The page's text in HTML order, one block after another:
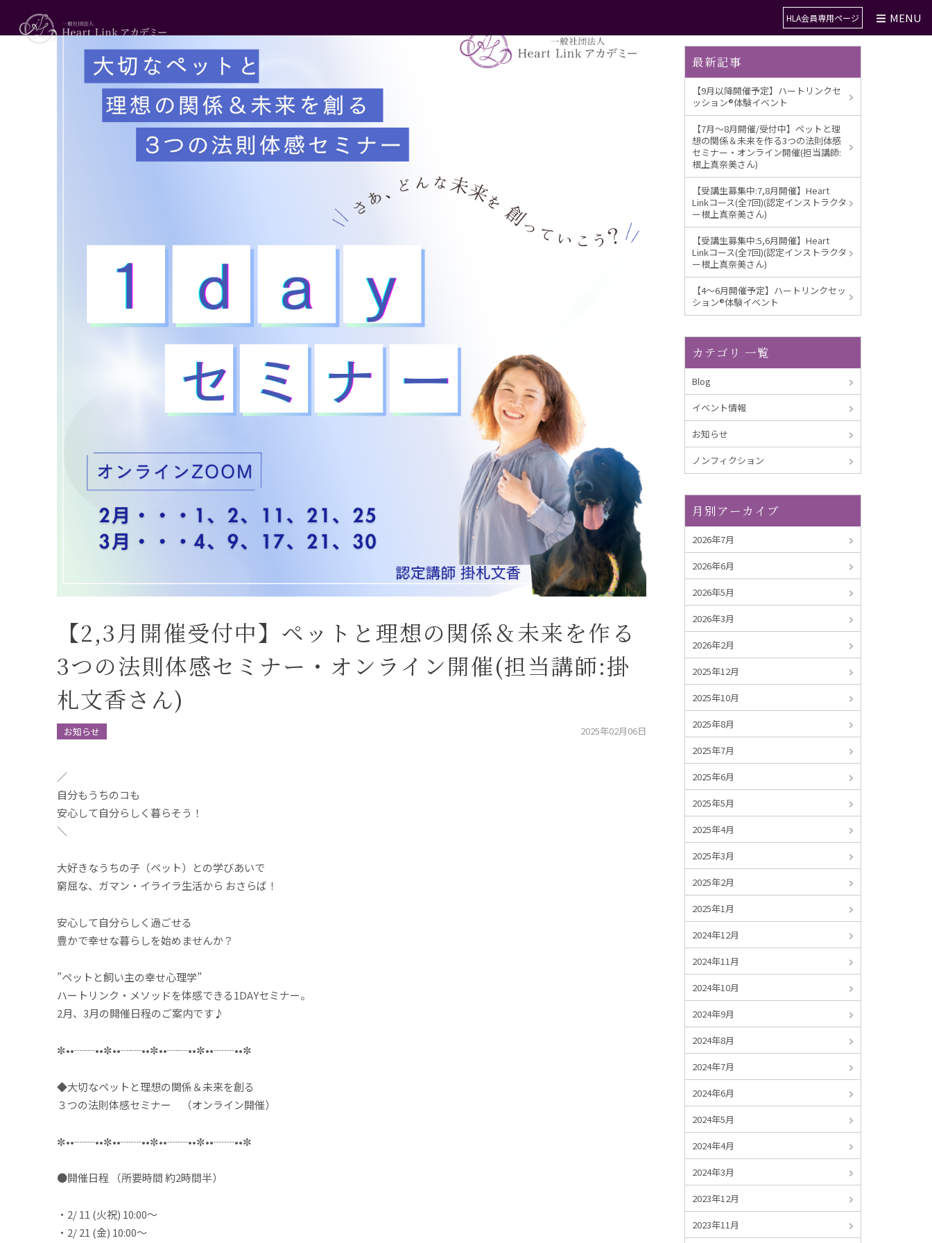
MENU
HLA会員専用ページ
【2,3月開催受付中】ペットと理想の関係＆未来を作る
3つの法則体感セミナー・オンライン開催(担当講師:掛
札文香さん)
お知らせ 2025年02月06日
／
自分もうちのコも
安心して自分らしく暮らそう！
＼
大好きなうちの子（ペット）との学びあいで
窮屈な、ガマン・イライラ生活から おさらば！
安心して自分らしく過ごせる
豊かで幸せな暮らしを始めませんか？
”ペットと飼い主の幸せ心理学”
ハートリンク・メソッドを体感できる1DAYセミナー。
2月、3月の開催日程のご案内です♪
✼••┈┈••✼••┈┈••✼••┈┈••✼••┈┈••✼
◆大切なペットと理想の関係＆未来を創る
３つの法則体感セミナー （オンライン開催）
✼••┈┈••✼••┈┈••✼••┈┈••✼••┈┈••✼
●開催日程 （所要時間 約2時間半）
・2/ 11 (火祝) 10:00～
・2/ 21 (金) 10:00～
検索
最新記事
【9月以降開催予定】ハートリンクセ
ッション®︎体験イベント
【7月～8月開催/受付中】ペットと理
想の関係＆未来を作る3つの法則体感
セミナー・オンライン開催(担当講師:
根上真奈美さん)
【受講生募集中:7,8月開催】Heart
Linkコース(全7回)(認定インストラクタ
ー根上真奈美さん)
【受講生募集中:5,6月開催】Heart
Linkコース(全7回)(認定インストラクタ
ー根上真奈美さん)
【4～6月開催予定】ハートリンクセッ
ション®︎体験イベント
カテゴリ 一覧
Blog
イベント情報
お知らせ
ノンフィクション
月別アーカイブ
2026年7月
2026年6月
2026年5月
2026年3月
2026年2月
2025年12月
2025年10月
2025年8月
2025年7月
2025年6月
2025年5月
2025年4月
2025年3月
2025年2月
2025年1月
2024年12月
2024年11月
2024年10月
2024年9月
2024年8月
2024年7月
2024年6月
2024年5月
2024年4月
2024年3月
2023年12月
2023年11月